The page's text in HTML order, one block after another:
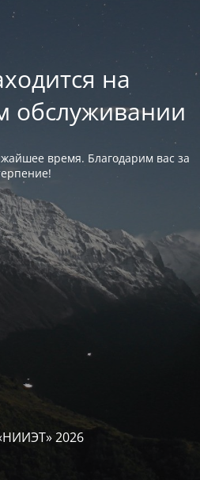
на
обслуживании
время. Благодарим вас за
2026